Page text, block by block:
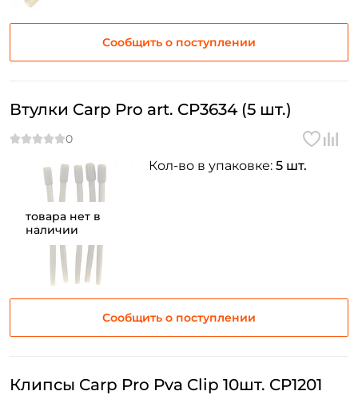
Сообщить о поступлении
товара нет в
наличии
Втулки Carp Pro art. CP3634 (5 шт.)
Сообщить о поступлении
Кол-во в упаковке: 5 шт.
Клипсы Carp Pro Pva Clip 10шт. CP1201
Номер телефона: *
Повторите пароль: *
Заполняя данную форму вы соглашаетесь на обработку
персональных данных
У меня уже есть аккаунт